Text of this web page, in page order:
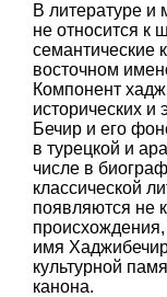
В литературе и
не относится к
семантические
восточном
Компонент
исторических и
Бечир и его
в турецкой и
числе в
классической
появляются не
имя
культурной
канона.